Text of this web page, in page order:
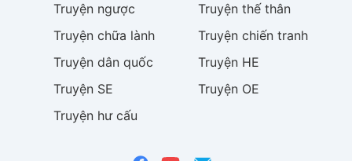
Truyện ngược Truyện thế thân
Truyện chữa lành Truyện chiến tranh
Truyện dân quốc Truyện HE
Truyện SE Truyện OE
Truyện hư cấu